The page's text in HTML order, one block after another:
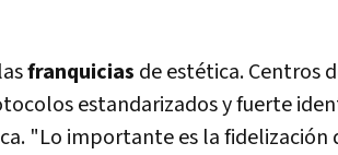
franquicias de estética. Centros
estandarizados y fuerte
"Lo importante es la